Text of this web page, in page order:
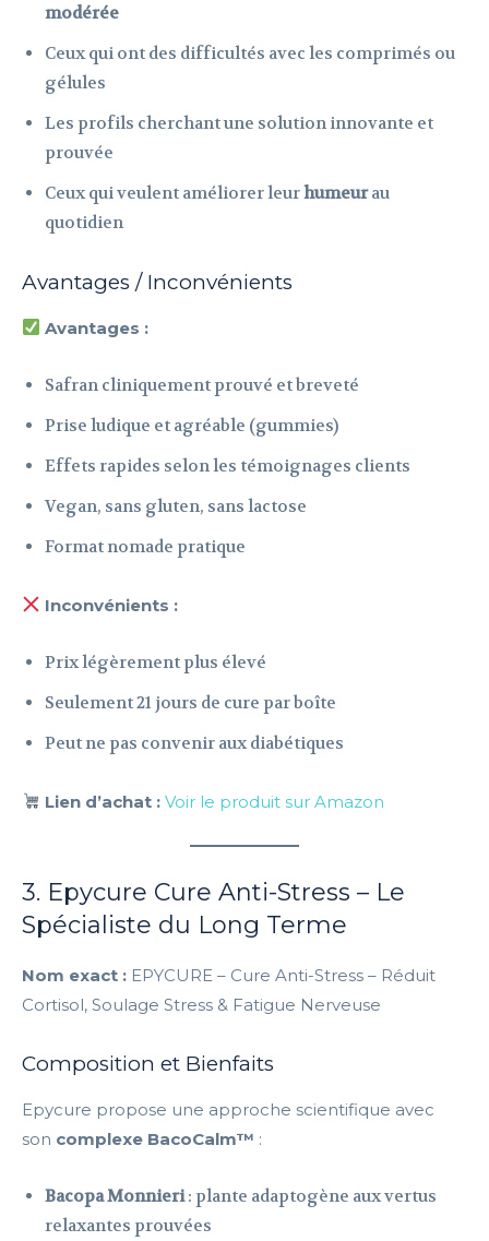
modérée
Ceux qui ont des difficultés avec les comprimés ou
gélules
Les profils cherchant une solution innovante et
prouvée
Ceux qui veulent améliorer leurhumeurau
quotidien
Avantages / Inconvénients
Avantages :
Safran cliniquement prouvé et breveté
Prise ludique et agréable (gummies)
Effets rapides selon les témoignages clients
Vegan, sans gluten, sans lactose
Format nomade pratique
Inconvénients :
Prix légèrement plus élevé
Seulement 21 jours de cure par boîte
Peut ne pas convenir aux diabétiques
Lien d’achat : Voir le produit sur Amazon
3. Epycure Cure Anti-Stress – Le
Spécialiste du Long Terme
Nom exact : EPYCURE – Cure Anti-Stress – Réduit
Cortisol, Soulage Stress & Fatigue Nerveuse
Composition et Bienfaits
Epycure propose une approche scientifique avec
son complexe BacoCalm™ :
Bacopa Monnieri: plante adaptogène aux vertus
relaxantes prouvées